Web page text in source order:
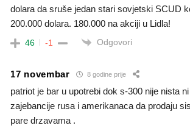
dolara da sruše jedan stari sovjetski SCUD
200.000 dolara. 180.000 na akciji u Lidla!
46 -1 Odgovori
17 novembar 8 godine prije
patriot je bar u upotrebi dok s-300 nije nista
zajebancije rusa i amerikanaca da prodaju
pare drzavama .